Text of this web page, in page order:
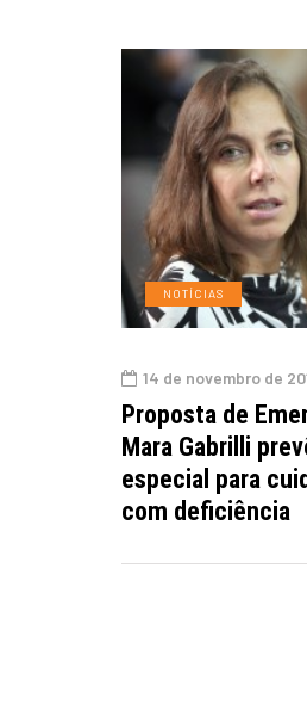
NOTÍCIAS
14 de novembro de
Proposta de
Mara Gabrilli
especial para
com deficiência